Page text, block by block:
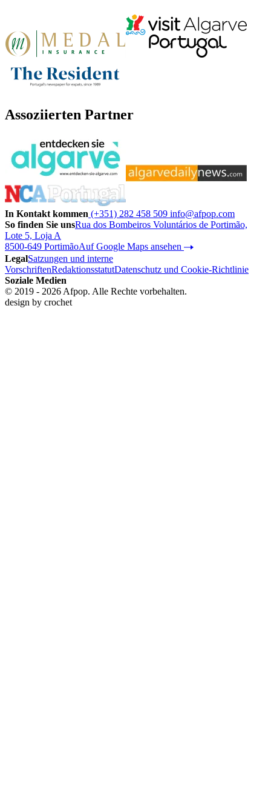
Assoziierten Partner
In Kontakt kommen (+351) 282 458 509 info@afpop.com
So finden Sie unsRua dos Bombeiros Voluntários de Portimão,
Lote 5, Loja A
8500-649 PortimãoAuf Google Maps ansehen
LegalSatzungen und interne
VorschriftenRedaktionsstatutDatenschutz und Cookie-Richtlinie
Soziale Medien
© 2019 - 2026 Afpop. Alle Rechte vorbehalten.
design by crochet